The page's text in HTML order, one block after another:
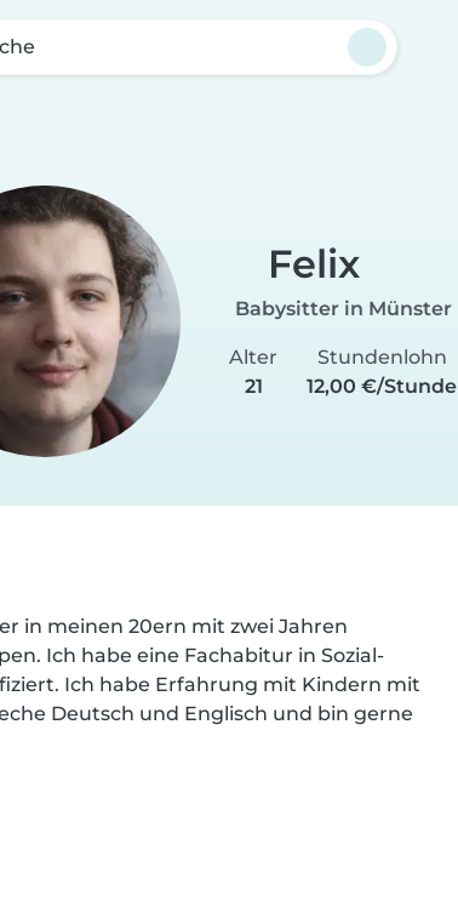
Felix
Babysitter in Münster
Alter
21
Stundenlohn
12,00 €/Stunde
in meinen 20ern mit zwei Jahren
Ich habe eine Fachabitur in Sozial-
Ich habe Erfahrung mit Kindern mit
Deutsch und Englisch und bin gerne